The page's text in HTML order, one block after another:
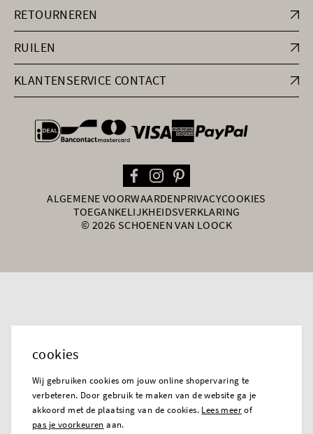
RETOURNEREN
RUILEN
KLANTENSERVICE CONTACT
general.paymentOptions
ALGEMENE VOORWAARDENPRIVACYCOOKIES
TOEGANKELIJKHEIDSVERKLARING
© 2026 SCHOENEN VAN LOOCK
cookies
Wij gebruiken cookies om jouw online shopervaring te
verbeteren. Door gebruik te maken van de website ga je
akkoord met de plaatsing van de cookies. Lees meerof
pas je voorkeuren aan.